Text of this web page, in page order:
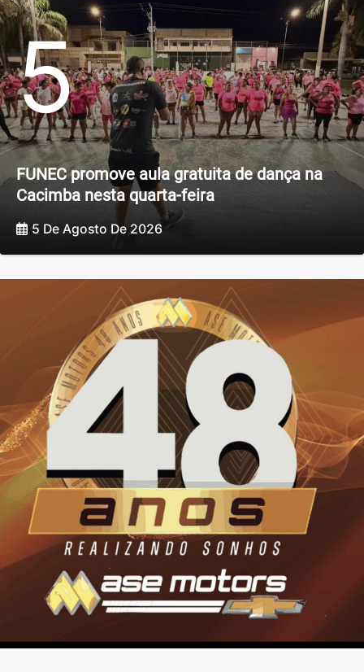
5
FUNEC promove aula gratuita de dança na
Cacimba nesta quarta-feira
5 De Agosto De 2026